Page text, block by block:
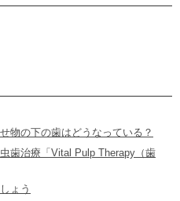
物の下の歯はどうなっている？
歯治療「Vital Pulp Therapy（歯
ょう